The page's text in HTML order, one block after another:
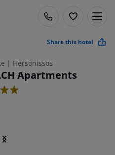
Share this hotel
| Hersonissos
Apartments